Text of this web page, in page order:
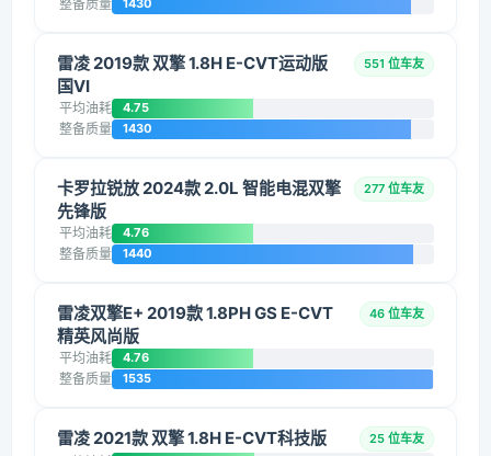
整备质量 1430
雷凌 2019款 双擎 1.8H E-CVT运动版
国VI
551 位车友
平均油耗 4.75
整备质量 1430
卡罗拉锐放 2024款 2.0L 智能电混双擎
先锋版
277 位车友
平均油耗 4.76
整备质量 1440
雷凌双擎E+ 2019款 1.8PH GS E-CVT
精英风尚版
46 位车友
平均油耗 4.76
整备质量 1535
雷凌 2021款 双擎 1.8H E-CVT科技版 25 位车友